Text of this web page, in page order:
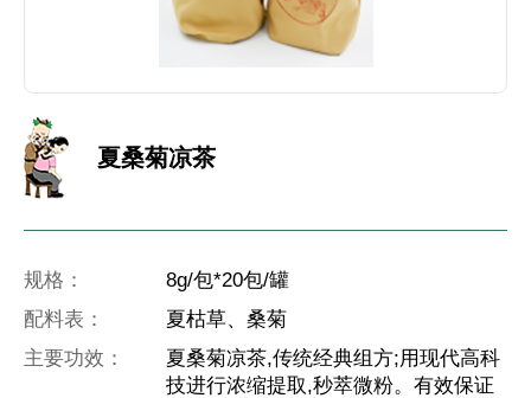
夏桑菊凉茶
规格：
8g/包*20包/罐
配料表：
夏枯草、桑菊
主要功效：
夏桑菊凉茶,传统经典组方;用现代高科
技进行浓缩提取,秒萃微粉。有效保证